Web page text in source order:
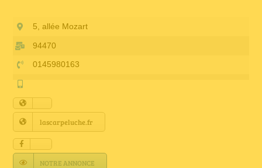
Petites annonces
Annuaire Fournisseurs
Actualités
Contact
5, allée Mozart
94470
0145980163
lascarpeluche.fr
NOTRE ANNONCE